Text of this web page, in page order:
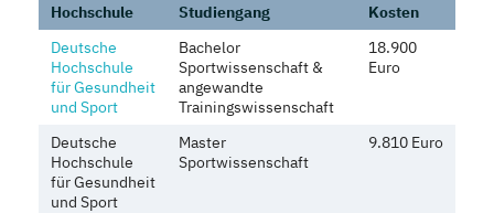
Hochschule Studiengang
Kosten
Deutsche
Hochschule
für Gesundheit
und Sport
Bachelor
Sportwissenschaft &
angewandte
Trainingswissenschaft
18.900
Euro
Deutsche
Hochschule
für Gesundheit
und Sport
Master
Sportwissenschaft
9.810 Euro